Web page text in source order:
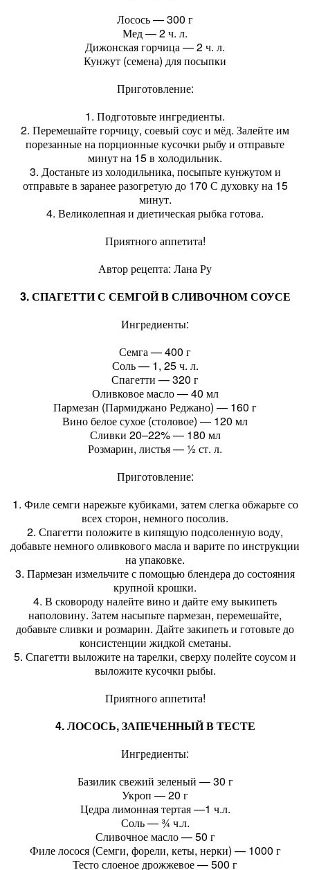
Лосось — 300 г
Мед — 2 ч. л.
Дижонская горчица — 2 ч. л.
Кунжут (семена) для посыпки
Приготовление:
1. Подготовьте ингредиенты.
2. Перемешайте горчицу, соевый соус и мёд. Залейте им
порезанные на порционные кусочки рыбу и отправьте
минут на 15 в холодильник.
3. Достаньте из холодильника, посыпьте кунжутом и
отправьте в заранее разогретую до 170 С духовку на 15
минут.
4. Великолепная и диетическая рыбка готова.
Приятного аппетита!
Автор рецепта: Лана Ру
3. СПАГЕТТИ С СЕМГОЙ В СЛИВОЧНОМ СОУСЕ
Ингредиенты:
Семга — 400 г
Соль — 1, 25 ч. л.
Спагетти — 320 г
Оливковое масло — 40 мл
Пармезан (Пармиджано Реджано) — 160 г
Вино белое сухое (столовое) — 120 мл
Сливки 20–22% — 180 мл
Розмарин, листья — ½ ст. л.
Приготовление:
1. Филе семги нарежьте кубиками, затем слегка обжарьте со
всех сторон, немного посолив.
2. Спагетти положите в кипящую подсоленную воду,
добавьте немного оливкового масла и варите по инструкции
на упаковке.
3. Пармезан измельчите с помощью блендера до состояния
крупной крошки.
4. В сковороду налейте вино и дайте ему выкипеть
наполовину. Затем насыпьте пармезан, перемешайте,
добавьте сливки и розмарин. Дайте закипеть и готовьте до
консистенции жидкой сметаны.
5. Спагетти выложите на тарелки, сверху полейте соусом и
выложите кусочки рыбы.
Приятного аппетита!
4. ЛОСОСЬ, ЗАПЕЧЕННЫЙ В ТЕСТЕ
Ингредиенты:
Базилик свежий зеленый — 30 г
Укроп — 20 г
Цедра лимонная тертая —1 ч.л.
Соль — ¾ ч.л.
Сливочное масло — 50 г
Филе лосося (Семги, форели, кеты, нерки) — 1000 г
Тесто слоеное дрожжевое — 500 г